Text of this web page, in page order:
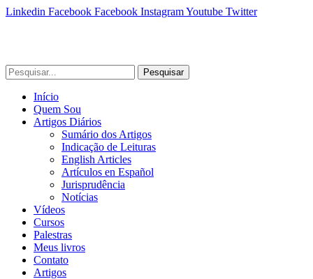
Linkedin Facebook Facebook InstagramYoutube Twitter
Pesquisar
Início
Quem Sou
Artigos Diários
Sumário dos Artigos
Indicação de Leituras
English Articles
Artículos en Español
Jurisprudência
Notícias
Vídeos
Cursos
Palestras
Meus livros
Contato
Artigos